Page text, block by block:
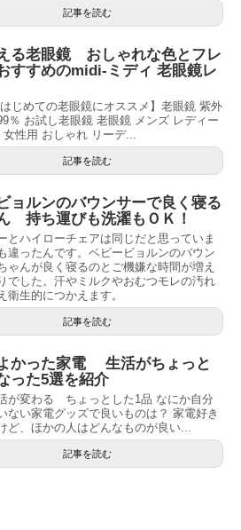
記事を読む
る老眼鏡 おしゃれな色とフレ
すすめのmidi-ミディ 老眼鏡レ
じめての老眼鏡にオススメ】老眼鏡 紫外
％ お試し老眼鏡 老眼鏡 メンズ レディー
女性用 おしゃれ リーデ...
記事を読む
ョルンのバウンサーで良く寝る
持ち運びも洗濯もＯＫ！
とハイローチェアは同じだと思っていま
違ったんです。ベビービョルンのバウン
ゃんが良く寝るのとご機嫌な時間が増え
でした。汗やミルクやおむつモレの汚れ
衛生的につかえます。
記事を読む
かった家電 生活がちょっと
った5選を紹介
が変わる ちょっとした1品 なにか自分
ない家電グッズで良いものは？ 家電好き
ど、ほかの人はどんなものが良い...
記事を読む